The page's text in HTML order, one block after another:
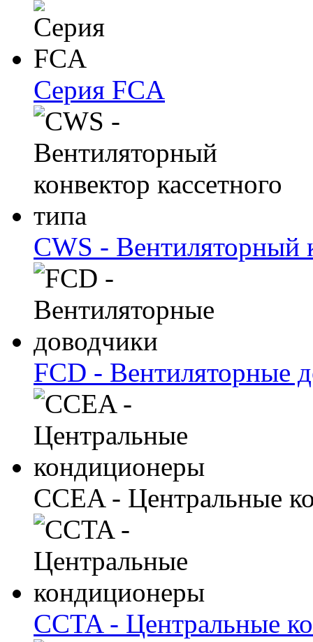
Серия FCA
CWS - Вентиляторный
FCD - Вентиляторные
CCEA - Центральные
CCTA - Центральные